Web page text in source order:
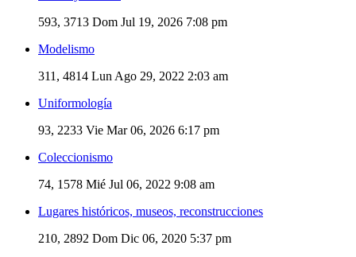
593, 3713 Dom Jul 19, 2026 7:08 pm
Modelismo
311, 4814 Lun Ago 29, 2022 2:03 am
Uniformología
93, 2233 Vie Mar 06, 2026 6:17 pm
Coleccionismo
74, 1578 Mié Jul 06, 2022 9:08 am
Lugares históricos, museos, reconstrucciones
210, 2892 Dom Dic 06, 2020 5:37 pm